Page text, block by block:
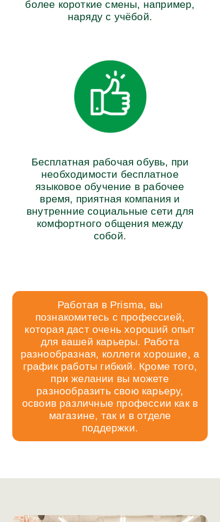
более короткие смены, например,
наряду с учёбой.
Бесплатная рабочая обувь, при
необходимости бесплатное
языковое обучение в рабочее
время, приятная компания и
внутренние социальные сети для
комфортного общения между
собой.
Работая в Prisma, вы
познакомитесь с профессией,
которая даст очень хороший опыт
для вашей карьеры. Работа
разнообразная, коллеги хорошие, а
график работы гибкий. Кроме того,
при желании вы можете
разнообразить свою карьеру,
освоив различные профессии как в
магазине, так и в отделе
поддержки.